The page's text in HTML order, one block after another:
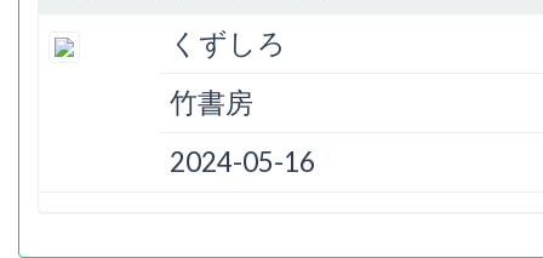
くずしろ
竹書房
2024-05-16